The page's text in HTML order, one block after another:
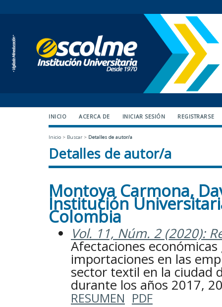
INICIO ACERCA DE INICIAR SESIÓN REGISTRARSE
Inicio > Buscar > Detalles de autor/a
Detalles de autor/a
Montoya Carmona,
Institución
Colombia
Vol. 11, Núm. 2 (2020):
Afectaciones
importaciones en las
sector textil en la ciudad
durante los años 2017,
RESUMEN PDF